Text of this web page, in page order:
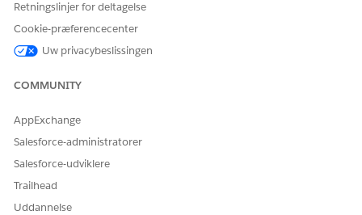
vurdering for den duplikerede Customer Community Plus-
eller Eksterne apps-profil.
Hjælp til Salesforce: Aktiver Digitale oplevelser
lokalitet
Hjælp til Salesforce:Opsætning af Experience Cloud-
Retningslinjer for deltagelse
Cookie-præferencecenter
Uw privacybeslissingen
COMMUNITY
AppExchange
Salesforce-administratorer
Salesforce-udviklere
Trailhead
Uddannelse